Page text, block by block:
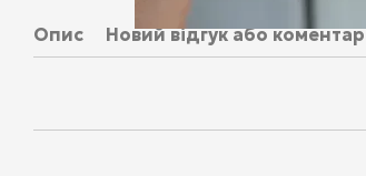
Опис Новий відгук або коментар